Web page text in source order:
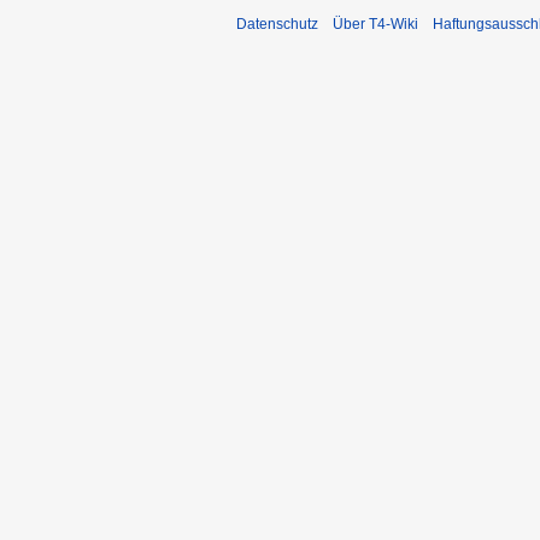
Datenschutz Über T4-Wiki